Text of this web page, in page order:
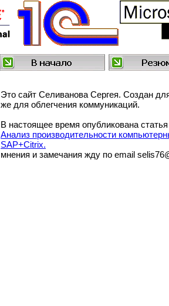
Это сайт Селиванова Сергея. Создан
же для облегчения коммуникаций.
В настоящее время опубликована статья
Анализ производительности
SAP+Citrix.
мнения и замечания жду по email
Сайт